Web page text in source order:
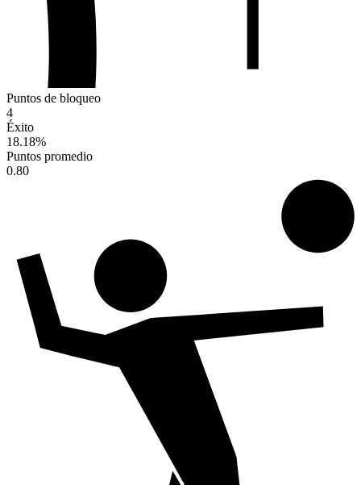
Puntos de bloqueo
4
Éxito
18.18%
Puntos promedio
0.80